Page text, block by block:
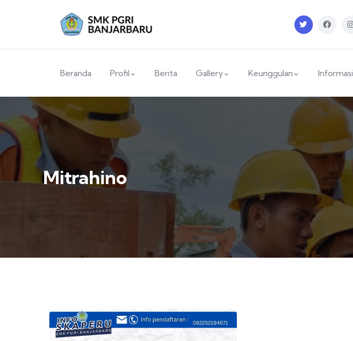
Beranda Profil Berita Gallery Keunggulan Informasi
Mitrahino